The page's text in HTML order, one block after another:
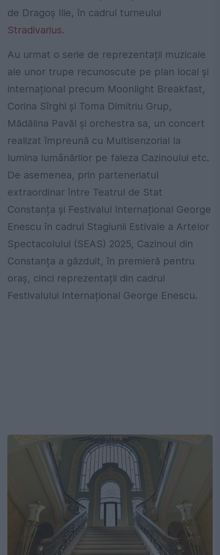
de Dragoș Ilie, în cadrul turneului
Stradivarius.
Au urmat o serie de reprezentații muzicale
ale unor trupe recunoscute pe plan local și
internațional precum Moonlight Breakfast,
Corina Sîrghi și Toma Dimitriu Grup,
Mădălina Pavăl și orchestra sa, un concert
realizat împreună cu Multisenzorial la
lumina lumânărilor pe faleza Cazinoului etc.
De asemenea, prin parteneriatul
extraordinar între Teatrul de Stat
Constanța și Festivalul Internațional George
Enescu în cadrul Stagiunii Estivale a Artelor
Spectacolului (SEAS) 2025, Cazinoul din
Constanța a găzduit, în premieră pentru
oraș, cinci reprezentații din cadrul
Festivalului Internațional George Enescu.